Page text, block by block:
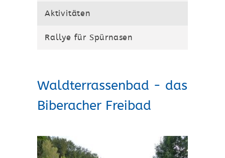
Aktivitäten
Rallye für Spürnasen
Waldterrassenbad - das
Biberacher Freibad